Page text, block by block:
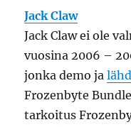
Jack Claw
Jack Claw ei ole
vuosina 2006 –
jonka demo ja
Frozenbyte
tarkoitus